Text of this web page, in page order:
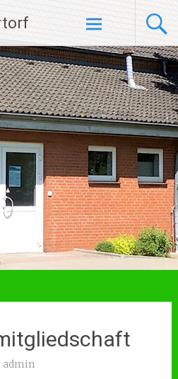
admin